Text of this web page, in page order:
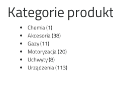
Kategorie
Chemia(1)
Akcesoria(38)
Gazy(11)
Motoryzacja(20)
Uchwyty(8)
Urządzenia(113)